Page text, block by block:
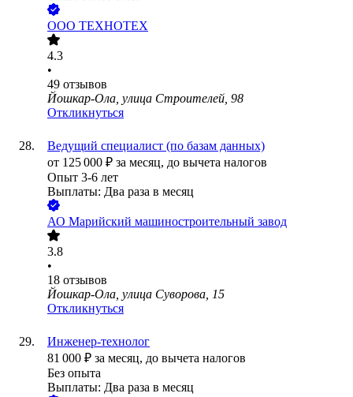
ООО ТЕХНОТЕХ
4.3
•
49 отзывов
Йошкар-Ола, улица Строителей, 98
Откликнуться
Ведущий специалист (по базам данных)
от 125 000 ₽ за месяц, до вычета налогов
Опыт 3-6 лет
Выплаты: Два раза в месяц
АО Марийский машиностроительный завод
3.8
•
18 отзывов
Йошкар-Ола, улица Суворова, 15
Откликнуться
Инженер-технолог
81 000 ₽ за месяц, до вычета налогов
Без опыта
Выплаты: Два раза в месяц